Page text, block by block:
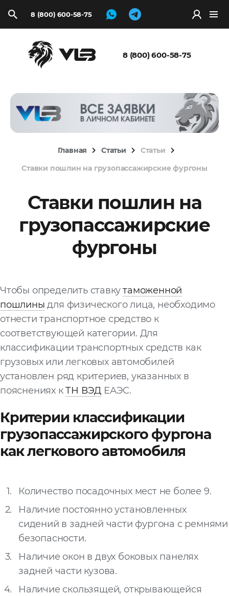
8 (800) 600-58-75
8 (800) 600-58-75
Главная Статьи
Статьи
Ставки пошлин на грузопассажирские фургоны
Ставки пошлин на
грузопассажирские
фургоны
Чтобы определить ставкутаможенной
пошлины для физического лица, необходимо
отнести транспортное средство к
соответствующей категории. Для
классификации транспортных средств как
грузовых или легковых автомобилей
установлен ряд критериев, указанных в
пояснениях кТН ВЭД ЕАЭС.
Критерии классификации
грузопассажирского фургона
как легкового автомобиля
Количество посадочных мест не более 9.
Наличие постоянно установленных
сидений в задней части фургона с ремнями
безопасности.
Наличие окон в двух боковых панелях
задней части кузова.
Наличие скользящей, открывающейся
Запросить
расчёт
Файл
не
Добавить еще
Согласен с
политикой
и наобработку моих
персональных
данных